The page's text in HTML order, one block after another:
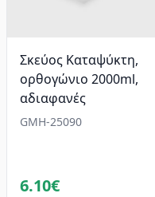
Σκεύος Καταψύκτη,
ορθογώνιο 2000ml,
αδιαφανές
GMH-25090
6.10€